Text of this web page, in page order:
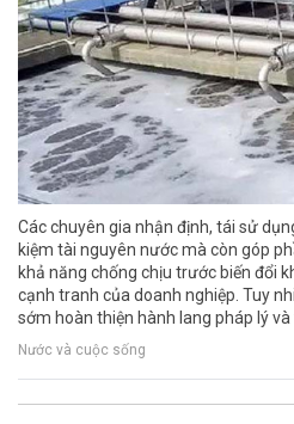
Các chuyên gia nhận định, tái sử
kiệm tài nguyên nước mà còn góp
khả năng chống chịu trước biến đổi
cạnh tranh của doanh nghiệp. Tuy
sớm hoàn thiện hành lang pháp lý
Nước và cuộc sống